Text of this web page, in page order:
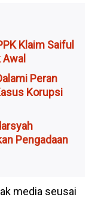
Klaim Saiful
Awal
Peran
Korupsi
Pengadaan
media seusai